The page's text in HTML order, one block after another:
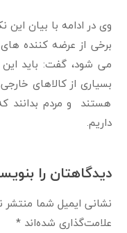
وی در ادامه با بیان
برخی از عرضه کننده
می شود، گفت: باید
بسیاری از کالاهای
هستند و مردم بدانند
داریم.
دیدگاهتان را
نشانی ایمیل شما
علامت‌گذاری شده‌اند*